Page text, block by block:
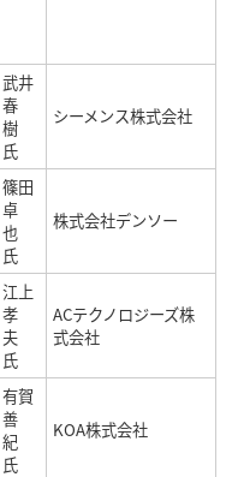
武井
春
樹
氏
シーメンス株式会社
篠田
卓
也
氏
株式会社デンソー
江上
孝
夫
氏
ACテクノロジーズ株
式会社
有賀
善
紀
氏
KOA株式会社